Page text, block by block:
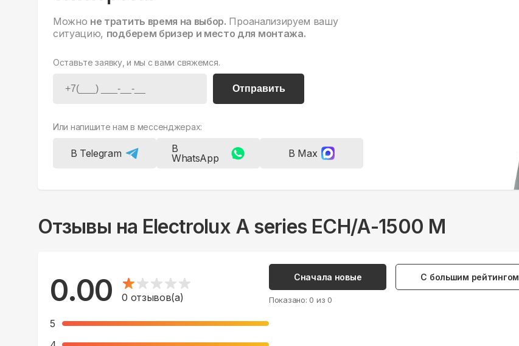
Можно не тратить время на выбор. Проанализируем вашу
ситуацию, подберем бризер и место для монтажа.
Оставьте заявку, и мы с вами свяжемся.
Отправить
Или напишите нам в мессенджерах:
В Telegram
В
WhatsApp
В Max
Отзывы на Electrolux A series ECH/A-1500 M
0.00 0 отзывов(а)
5
Сначала новые С большим рейтингом
Показано: 0 из 0